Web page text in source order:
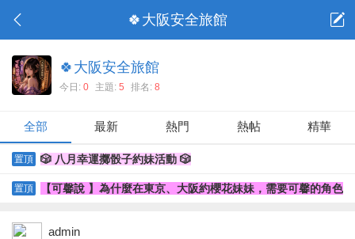
🍀大阪安全旅館
🍀大阪安全旅館
今日: 0 主題: 5 排名: 8
全部 最新 熱門 熱帖 精華
置頂 🎲 八月幸運擲骰子約妹活動 🎲
置頂 【可馨說 】為什麼在東京、大阪約櫻花妹妹，需要可馨的角色
admin